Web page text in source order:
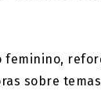
feminino,
sobre